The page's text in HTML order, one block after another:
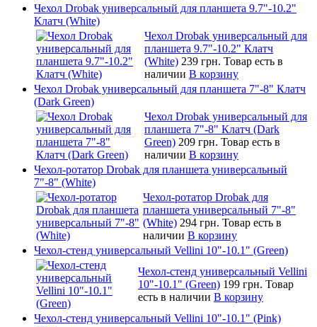
Чехол Drobak универсальный для планшета 9.7"-10.2"
Клатч (White)
Чехол Drobak универсальный для
планшета 9.7"-10.2" Клатч
(White) 239 грн. Товар есть в
наличии В корзину
Чехол Drobak универсальный для планшета 7"-8" Клатч
(Dark Green)
Чехол Drobak универсальный для
планшета 7"-8" Клатч (Dark
Green) 209 грн. Товар есть в
наличии В корзину
Чехол-ротатор Drobak для планшета универсальный
7"-8" (White)
Чехол-ротатор Drobak для
планшета универсальный 7"-8"
(White) 294 грн. Товар есть в
наличии В корзину
Чехол-стенд универсальный Vellini 10"-10.1" (Green)
Чехол-стенд универсальный Vellini
10"-10.1" (Green) 199 грн. Товар
есть в наличии В корзину
Чехол-стенд универсальный Vellini 10"-10.1" (Pink)